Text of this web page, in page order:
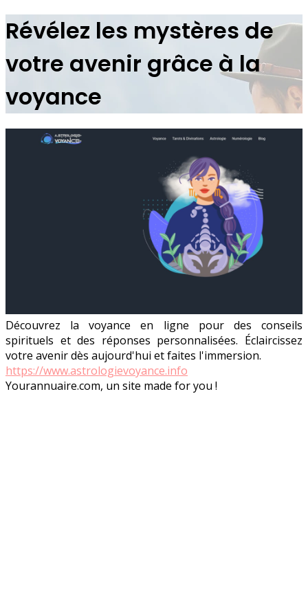
Révélez les mystères de
votre avenir grâce à la
voyance
Découvrez la voyance en ligne pour des conseils
spirituels et des réponses personnalisées. Éclaircissez
votre avenir dès aujourd'hui et faites l'immersion.
https://www.astrologievoyance.info
Yourannuaire.com, un site made for you !